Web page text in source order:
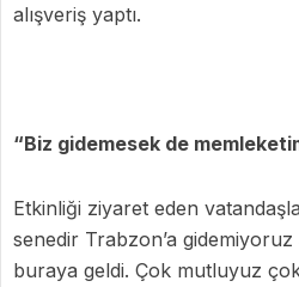
alışveriş yaptı.
“Biz gidemesek de
Etkinliği ziyaret eden
senedir Trabzon’a
buraya geldi. Çok mutluyuz